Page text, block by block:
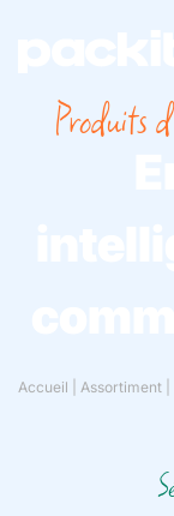
Produits
Accueil Assortiment